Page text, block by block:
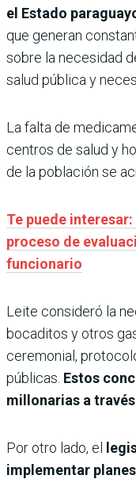
el Estado
que generan
sobre la necesidad
salud pública y
La falta de
centros de salud y
de la población se
Te puede interesar:
proceso de
funcionario
Leite consideró la
bocaditos y otros
ceremonial,
públicas. Estos
millonarias a
Por otro lado, el
implementar